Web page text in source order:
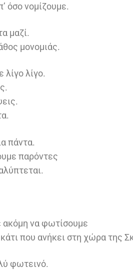
όσο νομίζουμε.
μαζί.
μονομιάς.
λίγο.
πάντα.
παρόντες
ακόμη να φωτίσουμε
που ανήκει στη χώρα της
φωτεινό.